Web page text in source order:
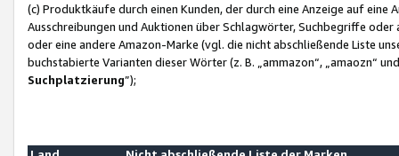
(c) Produktkäufe durch einen Kunden, der durch eine Anzeige auf
Ausschreibungen und Auktionen über Schlagwörter, Suchbegriffe
oder eine andere Amazon-Marke (vgl. die nicht abschließende Liste
buchstabierte Varianten dieser Wörter (z. B. „ammazon“, „amaozn“
Suchplatzierung”);